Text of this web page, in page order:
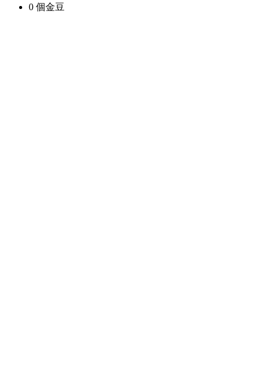
0 個金豆